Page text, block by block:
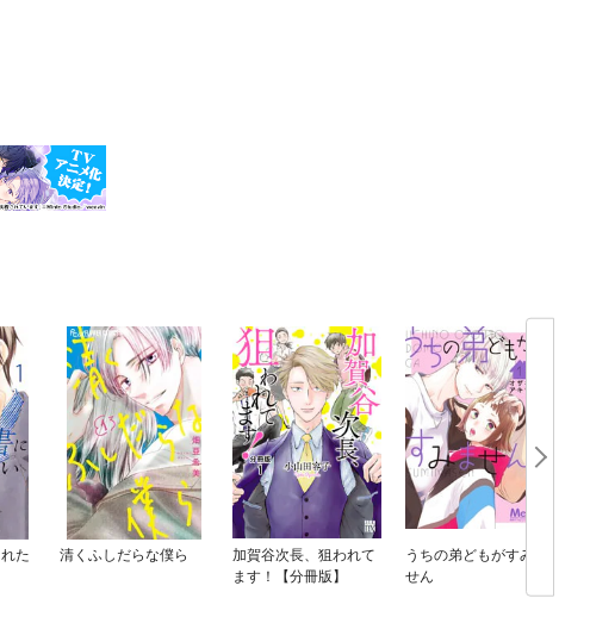
た
清くふしだらな僕ら
加賀谷次長、狙われて
ます！【分冊版】
うちの弟どもがすみま
せん